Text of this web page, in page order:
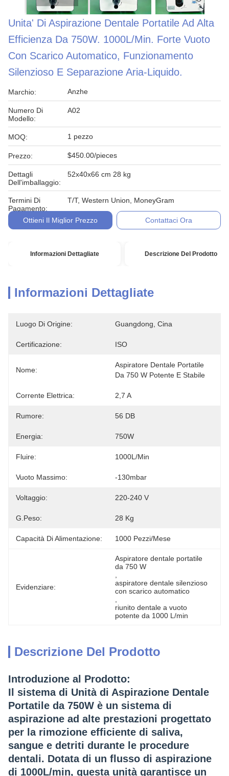
Unita' Di Aspirazione Dentale Portatile Ad Alta
Efficienza Da 750W. 1000L/min. Forte Vuoto
Con Scarico Automatico, Funzionamento
Silenzioso E Separazione Aria-Liquido.
Marchio: Anzhe
Numero Di
Modello:
A02
MOQ: 1 pezzo
Prezzo: $450.00/pieces
Dettagli
Dell'imballaggio:
52x40x66 cm 28 kg
Termini Di
Pagamento:
T/T, Western Union, MoneyGram
Ottieni Il Miglior Prezzo Contattaci Ora
Informazioni Dettagliate Descrizione Del Prodotto
Informazioni Dettagliate
Luogo Di Origine: Guangdong, Cina
Certificazione: ISO
Nome:
Aspiratore Dentale Portatile
Da 750 W Potente E Stabile
Corrente Elettrica: 2,7 A
Rumore: 56 DB
Energia: 750W
Fluire: 1000L/min
Vuoto Massimo: -130mbar
Voltaggio: 220-240 V
G.Peso: 28 Kg
Capacità Di Alimentazione: 1000 Pezzi/mese
Evidenziare:
Aspiratore dentale portatile
da 750 W
aspiratore dentale silenzioso
con scarico automatico
riunito dentale a vuoto
potente da 1000 L/min
Descrizione Del Prodotto
Introduzione al Prodotto:
Il sistema di Unità di Aspirazione Dentale
Portatile da 750W è un sistema di
aspirazione ad alte prestazioni progettato
per la rimozione efficiente di saliva,
sangue e detriti durante le procedure
dentali. Dotata di un flusso di aspirazione
di 1000L/min, questa unità garantisce un